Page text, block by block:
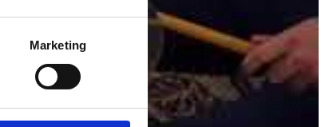
Marketing